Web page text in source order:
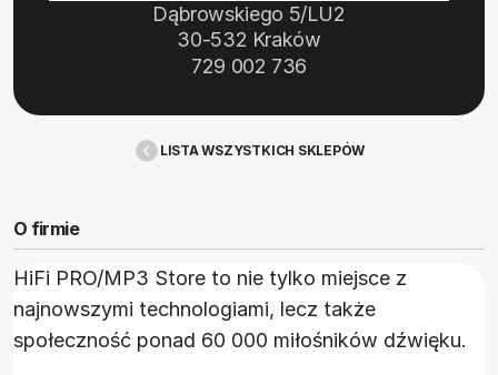
Dąbrowskiego 5/LU2
30-532 Kraków
729 002 736
LISTA WSZYSTKICH SKLEPÓW
O firmie
HiFi PRO/MP3 Store to nie tylko miejsce z
najnowszymi technologiami, lecz także
społeczność ponad 60 000 miłośników dźwięku.